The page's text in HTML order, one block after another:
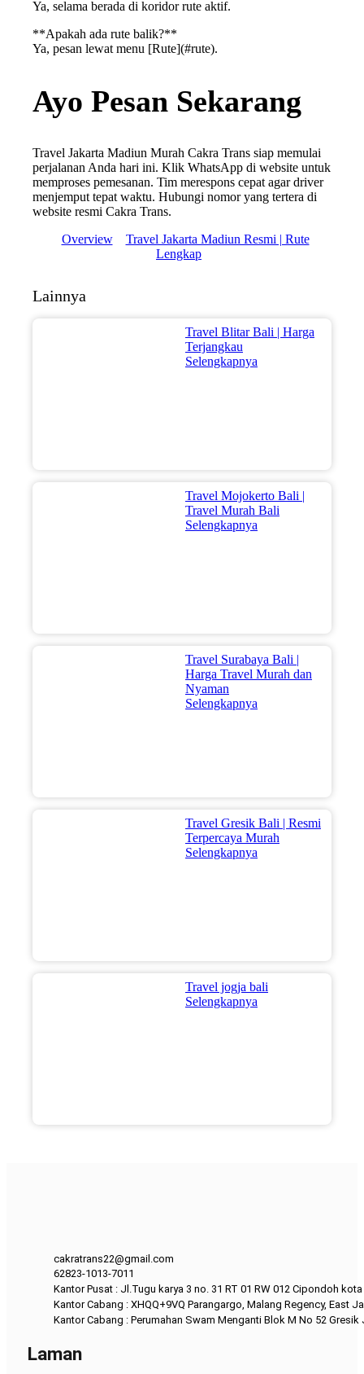
Ya, selama berada di koridor rute aktif.
**Apakah ada rute balik?**
Ya, pesan lewat menu [Rute](#rute).
Ayo Pesan Sekarang
Travel Jakarta Madiun Murah Cakra Trans siap memulai
perjalanan Anda hari ini. Klik WhatsApp di website untuk
memproses pemesanan. Tim merespons cepat agar driver
menjemput tepat waktu. Hubungi nomor yang tertera di
website resmi Cakra Trans.
Overview
Travel Jakarta Madiun Resmi | Rute
Lengkap
Lainnya
Travel Blitar Bali | Harga
Terjangkau
Selengkapnya
Travel Mojokerto Bali |
Travel Murah Bali
Selengkapnya
Travel Surabaya Bali |
Harga Travel Murah dan
Nyaman
Selengkapnya
Travel Gresik Bali | Resmi
Terpercaya Murah
Selengkapnya
Travel jogja bali
Selengkapnya
cakratrans22@gmail.com
62823-1013-7011
Kantor Pusat : Jl.Tugu karya 3 no. 31 RT 01 RW 012 Cipondoh
Kantor Cabang : XHQQ+9VQ Parangargo, Malang Regency, East
Kantor Cabang : Perumahan Swam Menganti Blok M No 52 Gresik
Laman